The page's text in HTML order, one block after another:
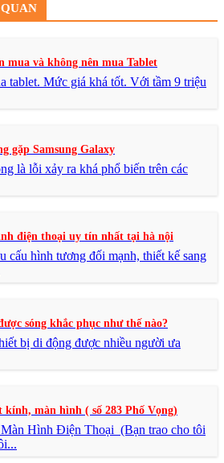
mua và không nên mua Tablet
tablet. Mức giá khá tốt. Với tầm 9 triệu
gặp Samsung Galaxy
là lỗi xảy ra khá phổ biến trên các
điện thoại uy tín nhất tại hà nội
cấu hình tương đối mạnh, thiết kế sang
sóng khắc phục như thế nào?
bị di động được nhiều người ưa
kính, màn hình ( số 283 Phố Vọng)
Hình Điện Thoại (Bạn trao cho tôi